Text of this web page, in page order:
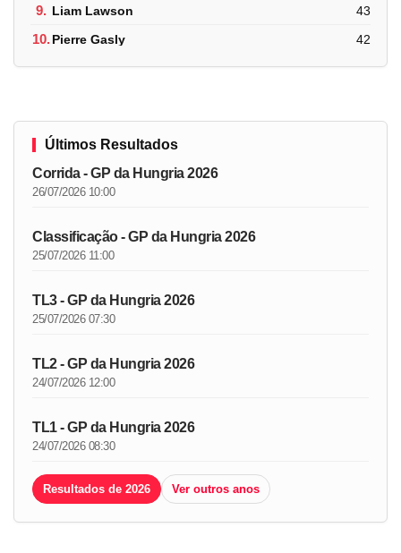
9. Liam Lawson 43
10.Pierre Gasly 42
Últimos Resultados
Corrida - GP da Hungria 2026
26/07/2026 10:00
Classificação - GP da Hungria 2026
25/07/2026 11:00
TL3 - GP da Hungria 2026
25/07/2026 07:30
TL2 - GP da Hungria 2026
24/07/2026 12:00
TL1 - GP da Hungria 2026
24/07/2026 08:30
Resultados de 2026 Ver outros anos